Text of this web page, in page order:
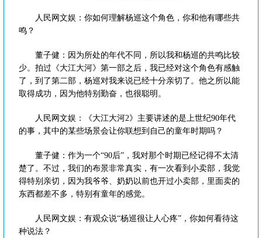
人民网文娱：你如何理解杨巡这个角色，你和他有哪些共
鸣？
董子健：因为所处的年代不同，所以我和杨巡的共鸣比较
少。拍过《大江大河》第一部之后，我已经对这个角色有感触
了，到了第二部，杨巡对我来说已经十分亲切了。他之所以能
取得成功，因为他特别勤奋，也很聪明。
人民网文娱：《大江大河2》主要讲述的是上世纪90年代
的事，其中的某些场景会让你联想到自己的童年时期吗？
董子健：作为一个“90后”，我对那个时期已经记得不太清
楚了。不过，我们的布景非常真实，有一次看到小卖部，我觉
得特别亲切，因为我爷爷、奶奶以前也开过小卖部，里面卖的
东西都差不多，特别有童年的感觉。
人民网文娱：有观众说“杨巡很让人心疼”，你如何看待这
种说法？